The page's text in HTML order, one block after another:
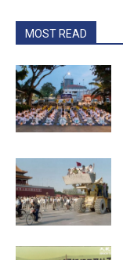
MOST READ